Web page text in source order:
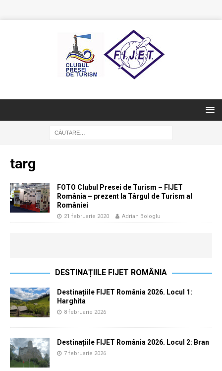
targ
FOTO Clubul Presei de Turism – FIJET
România – prezent la Târgul de Turism al
României
21 februarie 2020 Adrian Boioglu
DESTINAȚIILE FIJET ROMÂNIA
Destinațiile FIJET România 2026. Locul 1:
Harghita
8 februarie 2026
Destinațiile FIJET România 2026. Locul 2: Bran
7 februarie 2026